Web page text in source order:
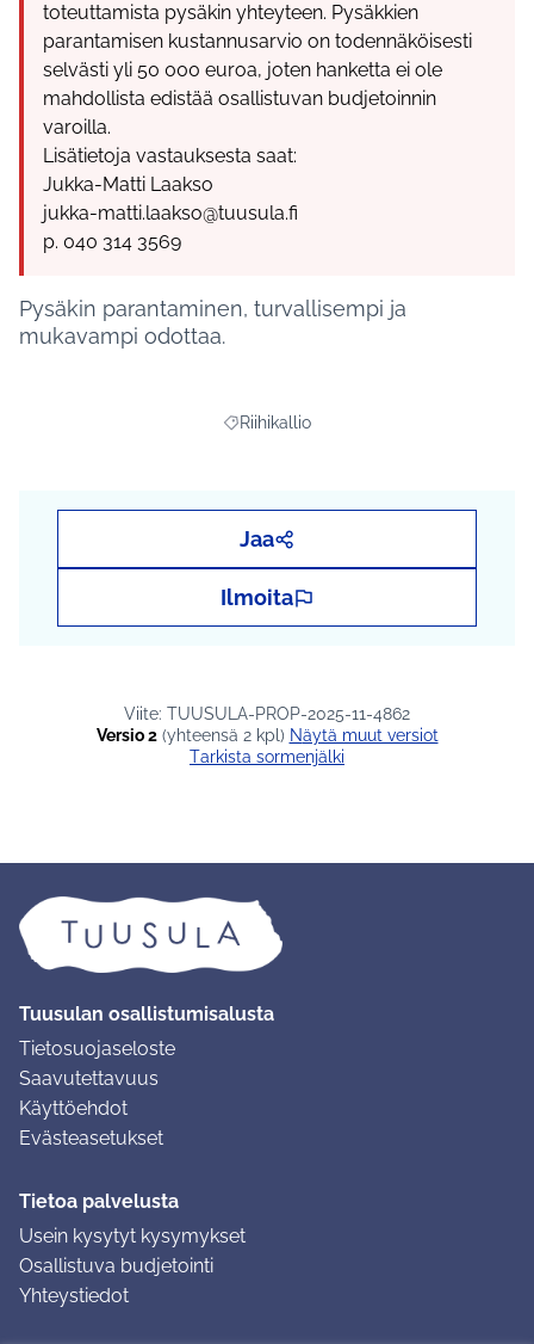
toteuttamista pysäkin yhteyteen. Pysäkkien
parantamisen kustannusarvio on todennäköisesti
selvästi yli 50 000 euroa, joten hanketta ei ole
mahdollista edistää osallistuvan budjetoinnin
varoilla.
Lisätietoja vastauksesta saat:
Jukka-Matti Laakso
jukka-matti.laakso@tuusula.fi
p. 040 314 3569
Pysäkin parantaminen, turvallisempi ja
mukavampi odottaa.
Rajaa tulokset teeman mukaan:
Riihikallio
Jaa
Ilmoita
Viite: TUUSULA-PROP-2025-11-4862
Versio 2(yhteensä 2 kpl)
näytä muut versiot
Tarkista sormenjälki
Tuusulan osallistumisalusta
Tietosuojaseloste
Saavutettavuus
Käyttöehdot
Evästeasetukset
Tietoa palvelusta
Usein kysytyt kysymykset
Osallistuva budjetointi
Yhteystiedot